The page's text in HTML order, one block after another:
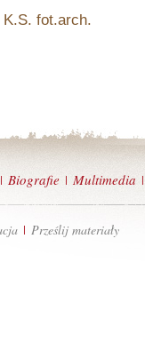
K.S. fot.arch.
| Biografie | Multimedia |
| Prześlij materiały